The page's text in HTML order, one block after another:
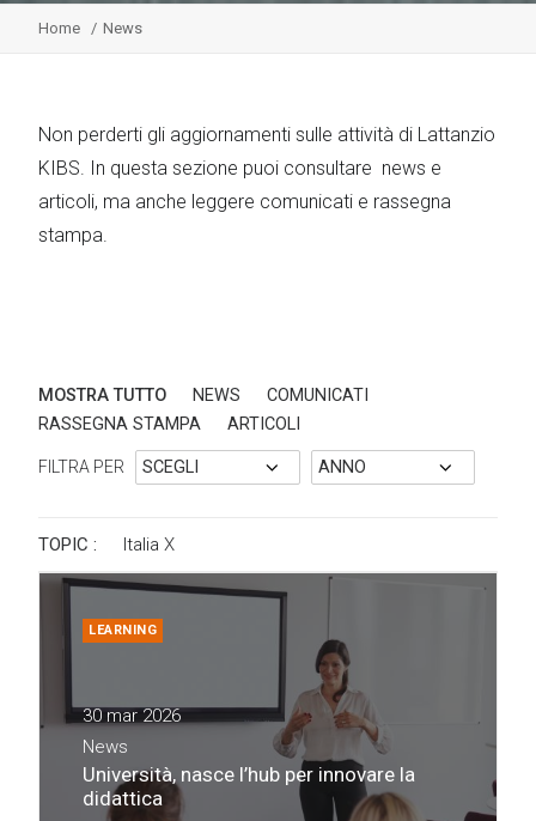
Home News
Non perderti gli aggiornamenti sulle attività di Lattanzio
KIBS. In questa sezione puoi consultare news e
articoli, ma anche leggere comunicati e rassegna
stampa.
MOSTRA TUTTO NEWS
COMUNICATI
RASSEGNA STAMPA
ARTICOLI
FILTRA PER
TOPIC : Italia X
LEARNING
30 mar 2026
News
Università, nasce l’hub per innovare la
didattica